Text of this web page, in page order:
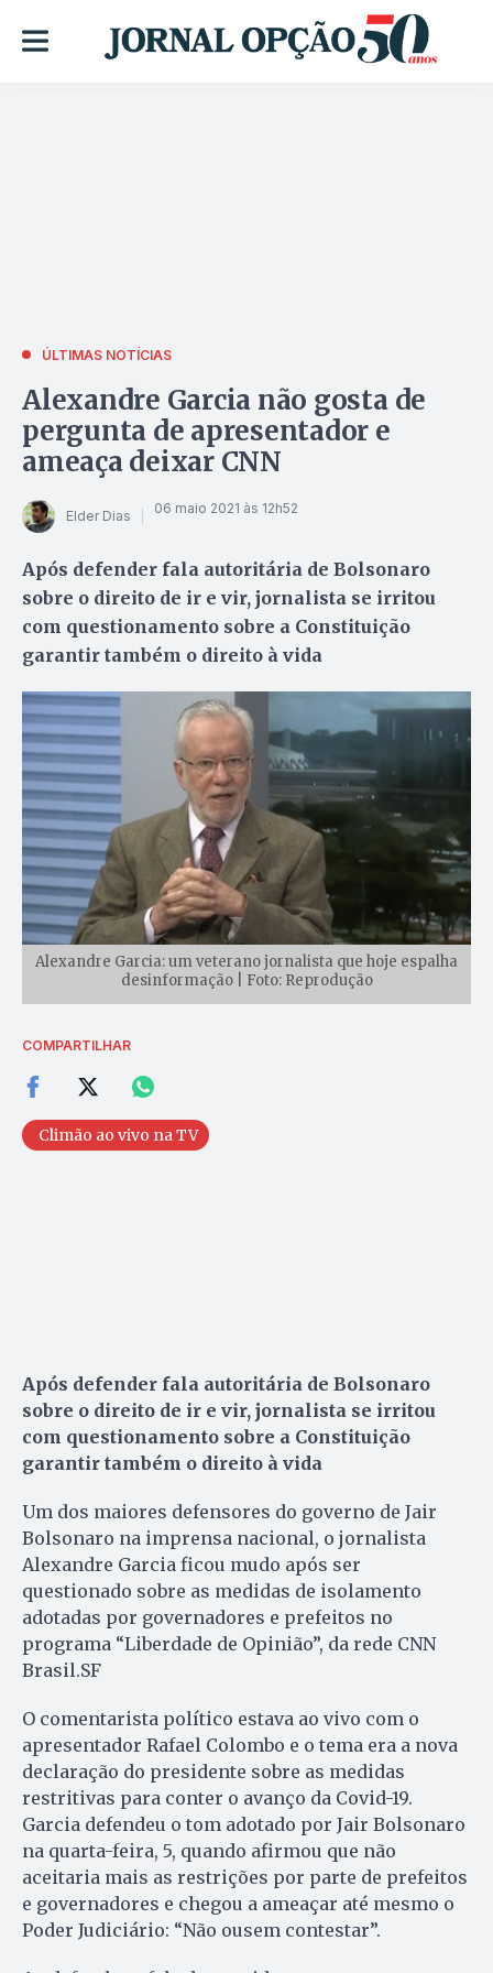
ÚLTIMAS NOTÍCIAS
Alexandre Garcia não gosta de
pergunta de apresentador e
ameaça deixar CNN
Elder Dias 06 maio 2021 às 12h52
Após defender fala autoritária de Bolsonaro
sobre o direito de ir e vir, jornalista se irritou
com questionamento sobre a Constituição
garantir também o direito à vida
Alexandre Garcia: um veterano jornalista que hoje espalha
desinformação | Foto: Reprodução
COMPARTILHAR
Climão ao vivo na TV
Após defender fala autoritária de Bolsonaro
sobre o direito de ir e vir, jornalista se irritou
com questionamento sobre a Constituição
garantir também o direito à vida
Um dos maiores defensores do governo de Jair
Bolsonaro na imprensa nacional, o jornalista
Alexandre Garcia ficou mudo após ser
questionado sobre as medidas de isolamento
adotadas por governadores e prefeitos no
programa “Liberdade de Opinião”, da rede CNN
Brasil.SF
O comentarista político estava ao vivo com o
apresentador Rafael Colombo e o tema era a nova
declaração do presidente sobre as medidas
restritivas para conter o avanço da Covid-19.
Garcia defendeu o tom adotado por Jair Bolsonaro
na quarta-feira, 5, quando afirmou que não
aceitaria mais as restrições por parte de prefeitos
e governadores e chegou a ameaçar até mesmo o
Poder Judiciário: “Não ousem contestar”.